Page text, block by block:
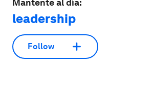
Mantente al día:
leadership
Follow